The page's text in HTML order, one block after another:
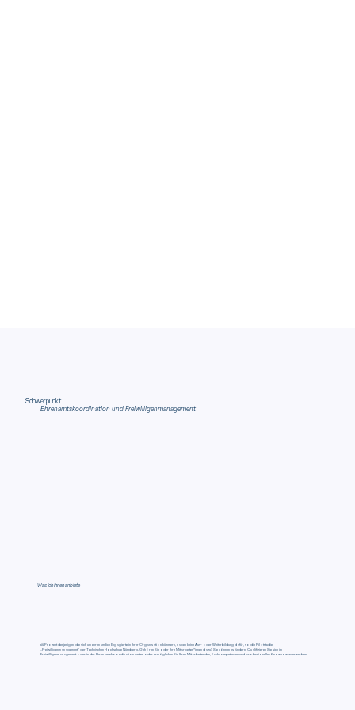
Was ich Ihnen anbiete
65 Prozent derjenigen, die sich um ehrenamtlich Engagierte in ihrer Organisation kümmern, haben keine Aus- oder Weiterbildung dafür, so die Pilotstudie
„Freiwilligenmanagement“ der Technischen Hochschule Nürnberg. Gehören Sie oder Ihre Mitarbeiter*innen dazu? Sie können es ändern. Qualifizieren Sie sich im
Freiwilligenmanagement oder in der Ehrenamtskoordination weiter oder ermöglichen Sie Ihren Mitarbeitenden, Fachkompetenzen und professionelles Knowhow zu erwerben.
Schwerpunkt
Ehrenamtskoordination und Freiwilligenmanagement